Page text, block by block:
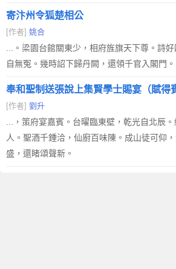
寄汴州令狐楚相公
[作者] 姚合
...。梁園台館關東少，相府旌旗天下尊。詩
自無冤。幾時詔下歸丹闕，還領千官入閣門。
奉和聖制送張說上集賢學士賜宴（賦得
[作者] 劉升
...，策府宴嘉賓。台曜臨東壁，乾光自北辰
人。聖酒千鍾洽，仙廚百味陳。成山徒可仰
盛，還睹頌聲新。